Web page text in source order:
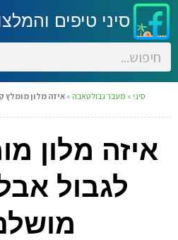
סיני טיפים
סיני » מעבר גבול טאבה » איזה מלון מומלץ
איזה מלון
לגבול